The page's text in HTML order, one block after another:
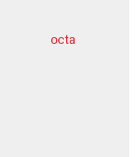
octa
dziļurbums